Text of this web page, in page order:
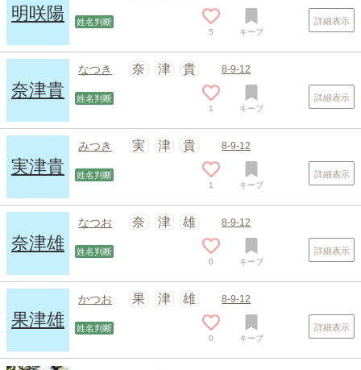
明咲陽 姓名判断
5 キープ
詳細表示
奈津貴
なつき 奈 津 貴 8-9-12
姓名判断
1 キープ
詳細表示
実津貴
みつき 実 津 貴 8-9-12
姓名判断
1 キープ
詳細表示
奈津雄
なつお 奈 津 雄 8-9-12
姓名判断
0 キープ
詳細表示
果津雄
かつお 果 津 雄 8-9-12
姓名判断
0 キープ
詳細表示